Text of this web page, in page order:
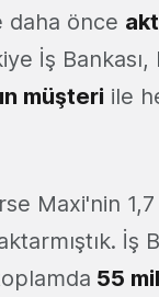
daha önce
İş Bankası,
müşteri ile
Maxi'nin 1,7
İş
55